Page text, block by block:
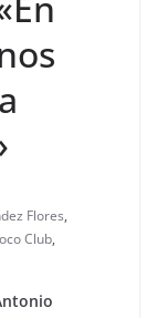
Flores,
Club,